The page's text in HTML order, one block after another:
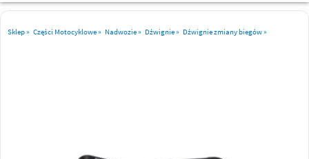
Sklep» Części Motocyklowe» Nadwozie» Dźwignie» Dźwignie zmiany biegów»